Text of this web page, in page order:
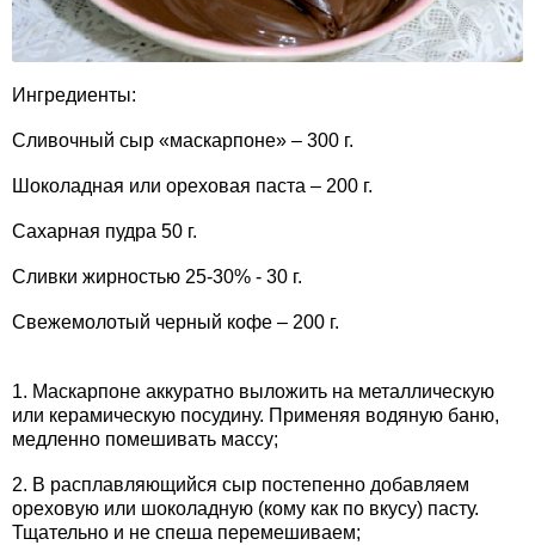
Ингредиенты:
Сливочный сыр «маскарпоне» – 300 г.
Шоколадная или ореховая паста – 200 г.
Сахарная пудра 50 г.
Сливки жирностью 25-30% - 30 г.
Свежемолотый черный кофе – 200 г.
1. Маскарпоне аккуратно выложить на металлическую
или керамическую посудину. Применяя водяную баню,
медленно помешивать массу;
2. В расплавляющийся сыр постепенно добавляем
ореховую или шоколадную (кому как по вкусу) пасту.
Тщательно и не спеша перемешиваем;